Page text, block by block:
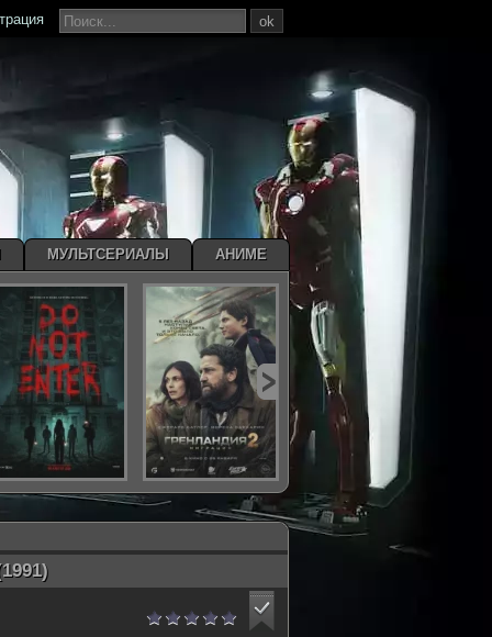
ok
МУЛЬТСЕРИАЛЫ АНИМЕ